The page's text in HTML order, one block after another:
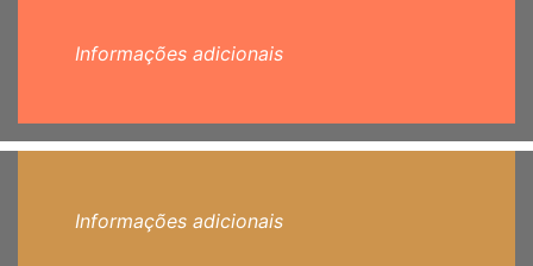
Informações adicionais
Informações adicionais